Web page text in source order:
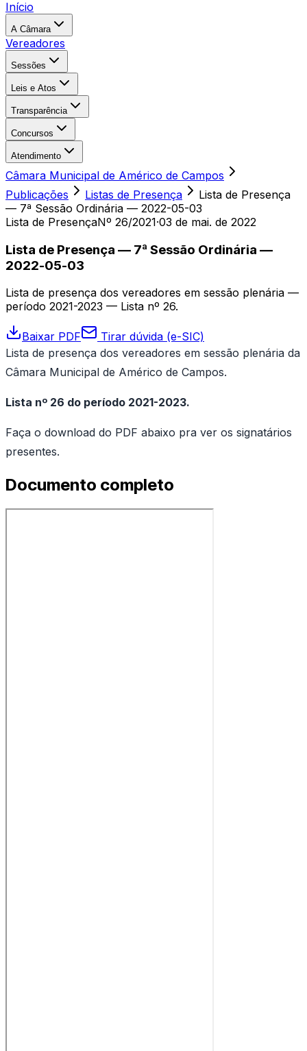
Início
A Câmara
Vereadores
Sessões
Leis e Atos
Transparência
Concursos
Atendimento
Câmara Municipal de Américo de Campos
Publicações
Listas de Presença
Lista de Presença
— 7ª Sessão Ordinária — 2022-05-03
Lista de PresençaNº 26/2021·03 de mai. de 2022
Lista de Presença — 7ª Sessão Ordinária —
2022-05-03
Lista de presença dos vereadores em sessão plenária —
período 2021-2023 — Lista nº 26.
Baixar PDF
Tirar dúvida (e-SIC)
Lista de presença dos vereadores em sessão plenária da
Câmara Municipal de Américo de Campos.
Lista nº 26 do período 2021-2023.
Faça o download do PDF abaixo pra ver os signatários
presentes.
Documento completo